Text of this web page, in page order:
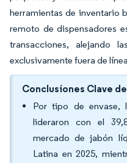
herramientas de inventario
remoto de dispensadores
transacciones, alejando
exclusivamente fuera de
Conclusiones Clave
Por tipo de envase,
lideraron con el
mercado de jabón
Latina en 2025,